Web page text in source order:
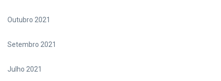
Outubro 2021
Setembro 2021
Julho 2021